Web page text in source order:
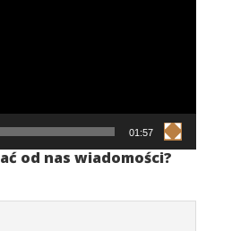
01:57
od nas wiadomości?